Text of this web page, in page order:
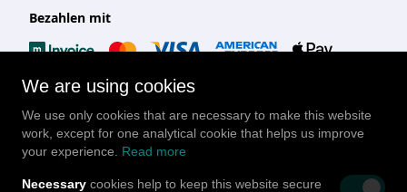
Bezahlen mit
Folgt uns auf
We are using cookies
We use only cookies that are necessary to make this website
work, except for one analytical cookie that helps us improve
your experience.
Read more
Necessary cookies help to keep this website secure